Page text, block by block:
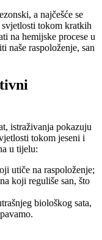
a najčešće se
tokom kratkih
na hemijske procese u
naše raspoloženje, san
istraživanja pokazuju
tokom jeseni i
u tijelu:
utiče na raspoloženje;
koji reguliše san, što
biološkog sata,